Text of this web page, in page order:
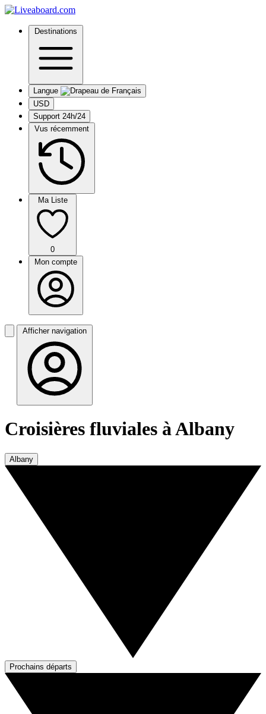
Destinations
Langue
USD
Support 24h/24
Vus récemment
Ma Liste
0
Mon compte
Afficher navigation
Croisières fluviales à Albany
Albany
Prochains départs